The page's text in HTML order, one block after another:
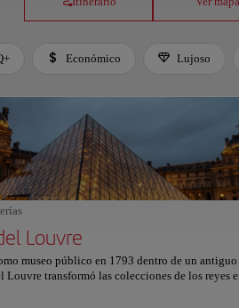
Económico Lujoso
Louvre
museo público en 1793 dentro de un antiguo
Louvre transformó las colecciones de los reyes